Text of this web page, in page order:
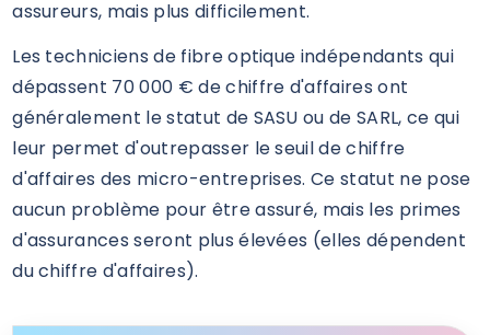
assureurs, mais plus difficilement.
Les techniciens de fibre optique indépendants qui
dépassent 70 000 € de chiffre d'affaires ont
généralement le statut de SASU ou de SARL, ce qui
leur permet d'outrepasser le seuil de chiffre
d'affaires des micro-entreprises. Ce statut ne pose
aucun problème pour être assuré, mais les primes
d'assurances seront plus élevées (elles dépendent
du chiffre d'affaires).